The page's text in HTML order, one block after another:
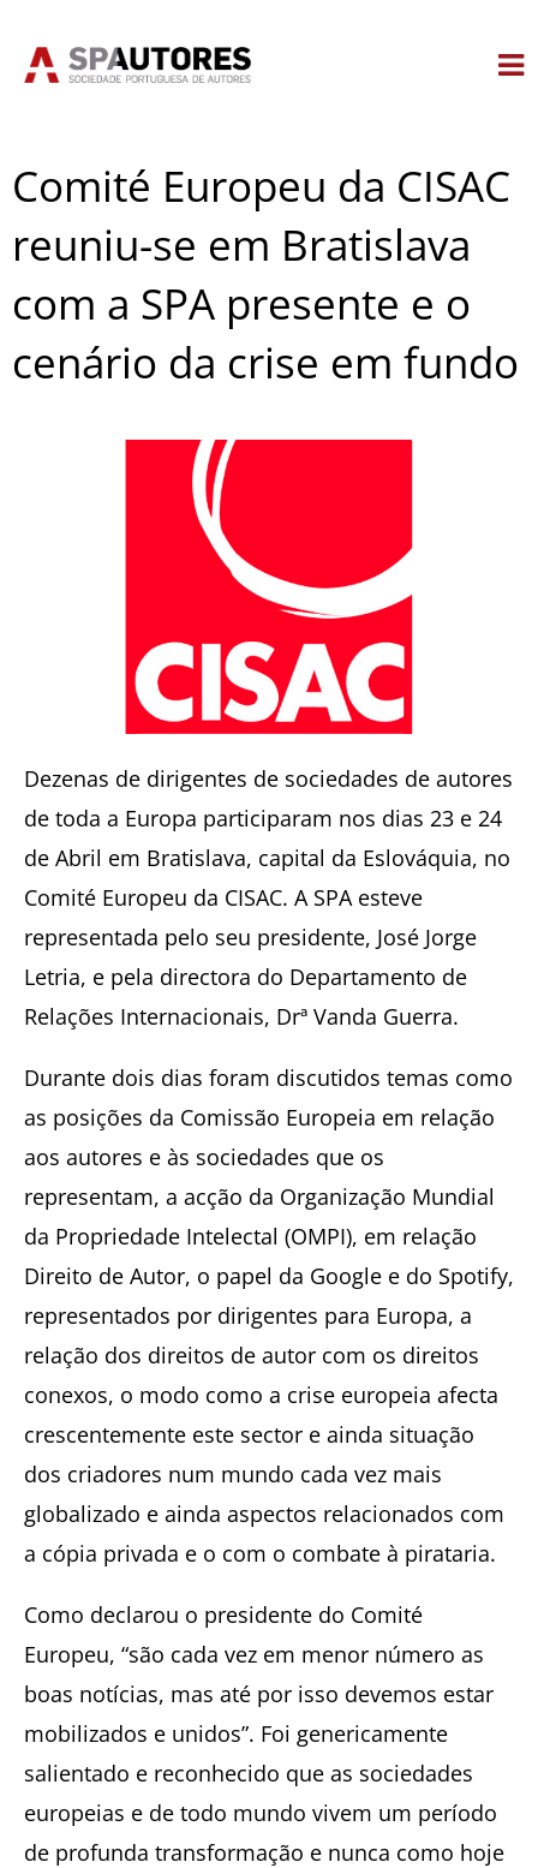
Comité Europeu da CISAC
reuniu-se em Bratislava
com a SPA presente e o
cenário da crise em fundo
Dezenas de dirigentes de sociedades de autores
de toda a Europa participaram nos dias 23 e 24
de Abril em Bratislava, capital da Eslováquia, no
Comité Europeu da CISAC. A SPA esteve
representada pelo seu presidente, José Jorge
Letria, e pela directora do Departamento de
Relações Internacionais, Drª Vanda Guerra.
Durante dois dias foram discutidos temas como
as posições da Comissão Europeia em relação
aos autores e às sociedades que os
representam, a acção da Organização Mundial
da Propriedade Intelectal (OMPI), em relação
Direito de Autor, o papel da Google e do Spotify,
representados por dirigentes para Europa, a
relação dos direitos de autor com os direitos
conexos, o modo como a crise europeia afecta
crescentemente este sector e ainda situação
dos criadores num mundo cada vez mais
globalizado e ainda aspectos relacionados com
a cópia privada e o com o combate à pirataria.
Como declarou o presidente do Comité
Europeu, “são cada vez em menor número as
boas notícias, mas até por isso devemos estar
mobilizados e unidos”. Foi genericamente
salientado e reconhecido que as sociedades
europeias e de todo mundo vivem um período
de profunda transformação e nunca como hoje